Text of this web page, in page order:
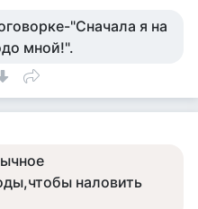
"Сначала я на
мной!".
наловить